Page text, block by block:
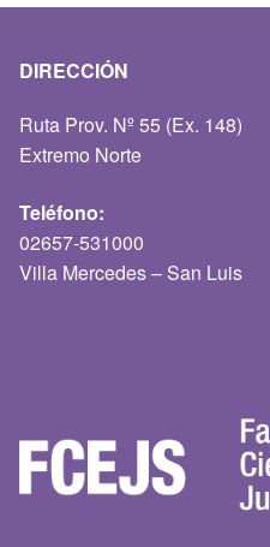
DIRECCIÓN
Ruta Prov. Nº 55 (Ex. 148)
Extremo Norte
Teléfono:
02657-531000
Villa Mercedes – San Luis